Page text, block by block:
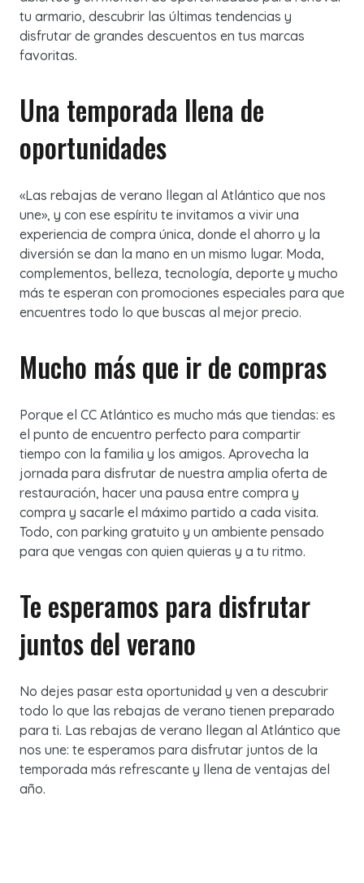
tu armario, descubrir las últimas tendencias y
disfrutar de grandes descuentos en tus marcas
favoritas.
Una temporada llena de
oportunidades
«Las rebajas de verano llegan al Atlántico que nos
une», y con ese espíritu te invitamos a vivir una
experiencia de compra única, donde el ahorro y la
diversión se dan la mano en un mismo lugar. Moda,
complementos, belleza, tecnología, deporte y mucho
más te esperan con promociones especiales para que
encuentres todo lo que buscas al mejor precio.
Mucho más que ir de compras
Porque el CC Atlántico es mucho más que tiendas: es
el punto de encuentro perfecto para compartir
tiempo con la familia y los amigos. Aprovecha la
jornada para disfrutar de nuestra amplia oferta de
restauración, hacer una pausa entre compra y
compra y sacarle el máximo partido a cada visita.
Todo, con parking gratuito y un ambiente pensado
para que vengas con quien quieras y a tu ritmo.
Te esperamos para disfrutar
juntos del verano
No dejes pasar esta oportunidad y ven a descubrir
todo lo que las rebajas de verano tienen preparado
para ti. Las rebajas de verano llegan al Atlántico que
nos une: te esperamos para disfrutar juntos de la
temporada más refrescante y llena de ventajas del
año.